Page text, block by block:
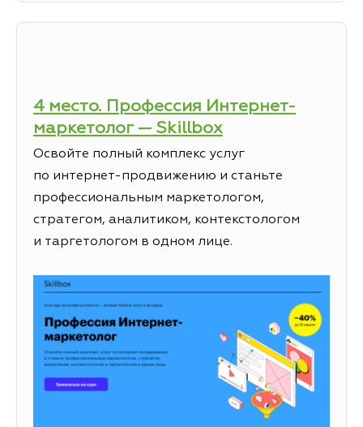
4 место. Профессия Интернет-
маркетолог — Skillbox
Освойте полный комплекс услуг
по интернет-продвижению и станьте
профессиональным маркетологом,
стратегом, аналитиком, контекстологом
и таргетологом в одном лице.